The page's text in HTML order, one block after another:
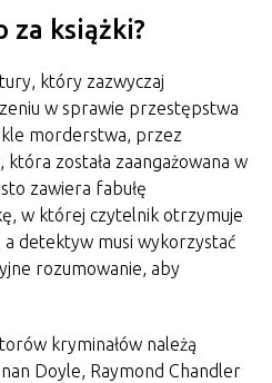
za książki?
który zazwyczaj
w sprawie przestępstwa
morderstwa, przez
została zaangażowana w
zawiera fabułę
w której czytelnik otrzymuje
detektyw musi wykorzystać
rozumowanie, aby
kryminałów należą
Doyle, Raymond Chandler